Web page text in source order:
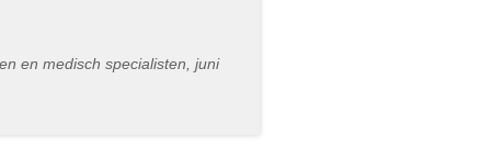
en medisch specialisten, juni